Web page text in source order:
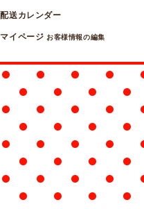
配送カレンダー
マイページお客様情報の編集